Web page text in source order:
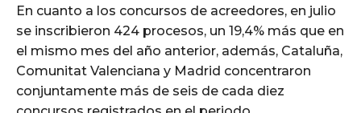
En cuanto a los concursos de acreedores, en julio
se inscribieron 424 procesos, un 19,4% más que en
el mismo mes del año anterior, además, Cataluña,
Comunitat Valenciana y Madrid concentraron
conjuntamente más de seis de cada diez